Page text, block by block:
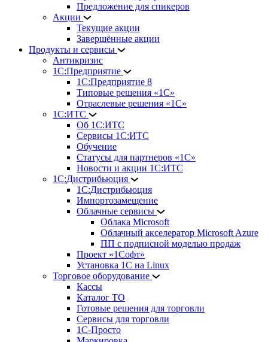
Предложение для спикеров
Акции
Текущие акции
Завершённые акции
Продукты и сервисы
Антикризис
1С:Предприятие
1С:Предприятие 8
Типовые решения «1С»
Отраслевые решения «1С»
1С:ИТС
Об 1С:ИТС
Сервисы 1С:ИТС
Обучение
Статусы для партнеров «1С»
Новости и акции 1С:ИТС
1С:Дистрибьюция
1С:Дистрибьюция
Импортозамещение
Облачные сервисы
Облака Microsoft
Облачный акселератор Microsoft Azure
ПП с подписной моделью продаж
Проект «1Софт»
Установка 1С на Linux
Торговое оборудование
Кассы
Каталог ТО
Готовые решения для торговли
Сервисы для торговли
1С-Просто